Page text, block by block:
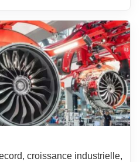
croissance industrielle,